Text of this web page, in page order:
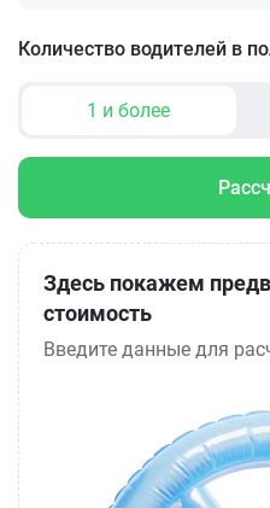
Количество водителей в
1 и более
Здесь покажем
стоимость
Введите данные для